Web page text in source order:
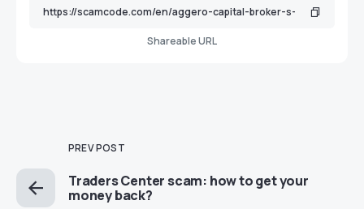
Shareable URL
PREV POST
Traders Center scam: how to get your
money back?